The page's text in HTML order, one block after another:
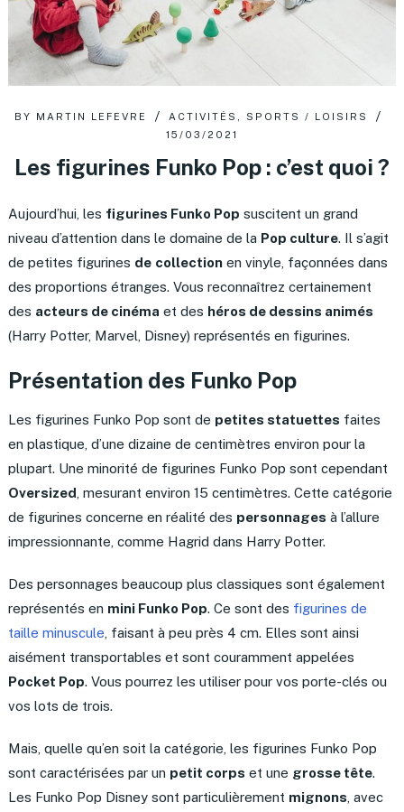
BY MARTIN LEFEVRE ACTIVITÉS
SPORTS / LOISIRS
15/03/2021
Les figurines Funko Pop : c’est quoi ?
Aujourd’hui, les figurines Funko Pop suscitent un grand
niveau d’attention dans le domaine de la Pop culture. Il s’agit
de petites figurines de collectionen vinyle, façonnées dans
des proportions étranges. Vous reconnaîtrez certainement
des acteurs de cinéma et des héros de dessins animés
(Harry Potter, Marvel, Disney) représentés en figurines.
Présentation des Funko Pop
Les figurines Funko Pop sont de petites statuettes faites
en plastique, d’une dizaine de centimètres environ pour la
plupart. Une minorité de figurines Funko Pop sont cependant
Oversized , mesurant environ 15 centimètres. Cette catégorie
de figurines concerne en réalité des personnages à l’allure
impressionnante, comme Hagrid dans Harry Potter.
Des personnages beaucoup plus classiques sont également
représentés en mini Funko Pop. Ce sont des figurines de
taille minuscule , faisant à peu près 4 cm. Elles sont ainsi
aisément transportables et sont couramment appelées
Pocket Pop. Vous pourrez les utiliser pour vos porte-clés ou
vos lots de trois.
Mais, quelle qu’en soit la catégorie, les figurines Funko Pop
sont caractérisées par un petit corps et une grosse tête.
Les Funko Pop Disney sont particulièrement mignons , avec